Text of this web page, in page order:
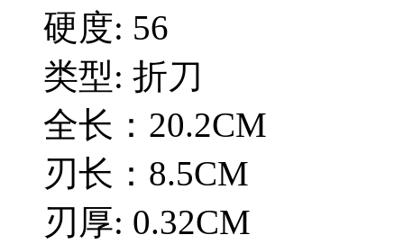
硬度: 56
类型: 折刀
全长：20.2CM
刃长：8.5CM
刃厚: 0.32CM